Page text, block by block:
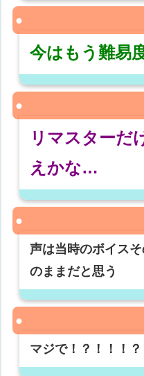
今はもう難易
リマスターだ
えかな…
声は当時のボイス
のままだと思う
マジで！？！！！